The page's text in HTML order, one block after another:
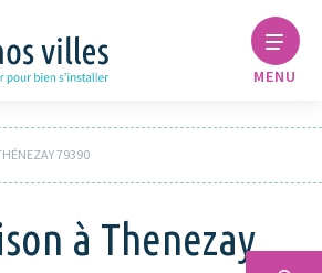
MENU
79390
à Thenezay